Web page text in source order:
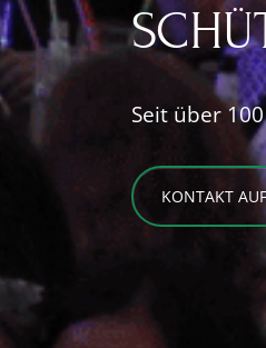
Seit über
KONTAKT